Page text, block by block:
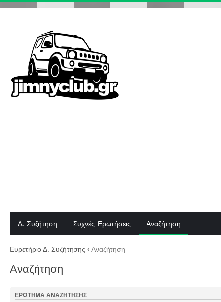
Δ. Συζήτηση Συχνές Ερωτήσεις Αναζήτηση
Ευρετήριο Δ. Συζήτησης ‹ Αναζήτηση
Αναζήτηση
ΕΡΏΤΗΜΑ ΑΝΑΖΉΤΗΣΗΣ